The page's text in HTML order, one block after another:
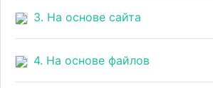
3. На основе сайта
4. На основе файлов